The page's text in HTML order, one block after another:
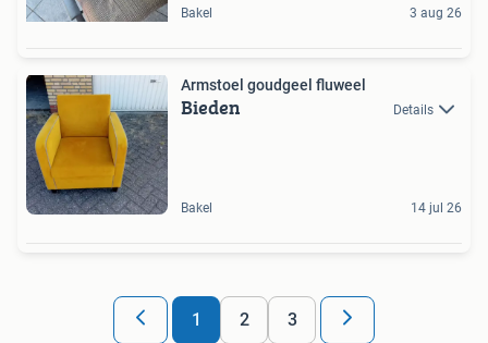
Bakel 3 aug 26
Armstoel goudgeel fluweel
Bieden Details
Bakel 14 jul 26
1 2 3